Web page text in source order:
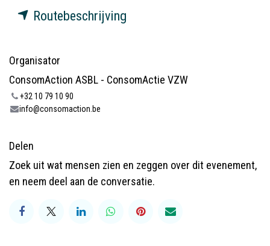
Routebeschrijving
Organisator
ConsomAction ASBL - ConsomActie VZW
+32 10 79 10 90
info@consomaction.be
Delen
Zoek uit wat mensen zien en zeggen over dit evenement,
en neem deel aan de conversatie.